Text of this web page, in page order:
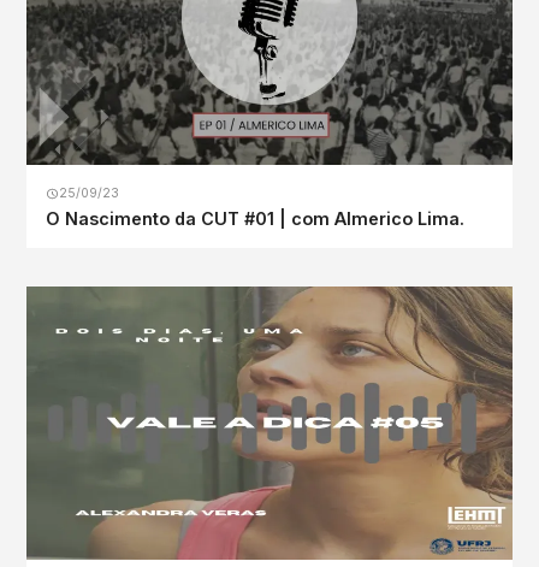
25/09/23
O Nascimento da CUT #01 | com Almerico Lima.